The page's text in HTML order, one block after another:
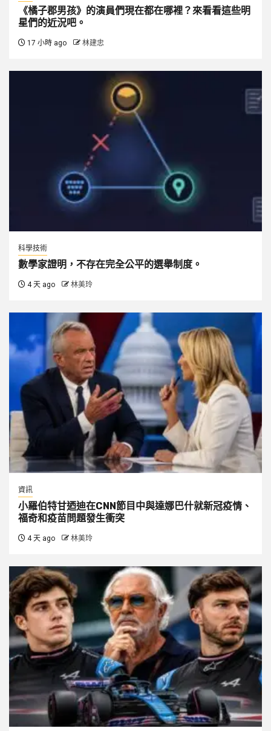
《橘子郡男孩》的演員們現在都在哪裡？來看看這些明
星們的近況吧。
17 小時 ago 林建忠
科學技術
數學家證明，不存在完全公平的選舉制度。
4 天 ago 林美玲
資訊
小羅伯特甘迺迪在CNN節目中與達娜巴什就新冠疫情、
福奇和疫苗問題發生衝突
4 天 ago 林美玲